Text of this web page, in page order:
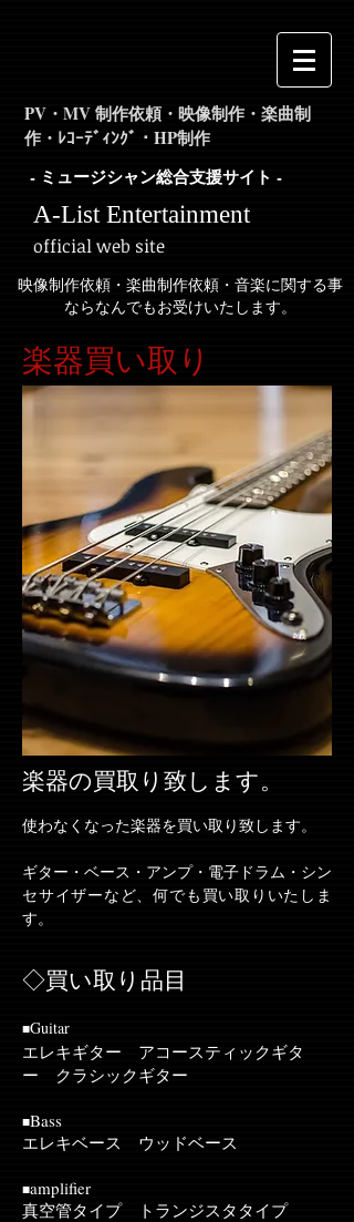
PV・MV 制作依頼・映像制作・楽曲制
作・ﾚｺｰﾃﾞｨﾝｸﾞ・HP制作
- ミュージシャン総合支援サイト -
A-List Entertainment
official web site
映像制作依頼・楽曲制作依頼・音楽に関する事
ならなんでもお受けいたします。
楽器買い取り
楽器の買取り致します。
使わなくなった楽器を買い取り致します。
ギター・ベース・アンプ・電子ドラム・シン
セサイザーなど、何でも買い取りいたしま
す。
◇買い取り品目
■Guitar
エレキギター アコースティックギタ
ー クラシックギター
■Bass
エレキベース ウッドベース
■amplifier
真空管タイプ トランジスタタイプ